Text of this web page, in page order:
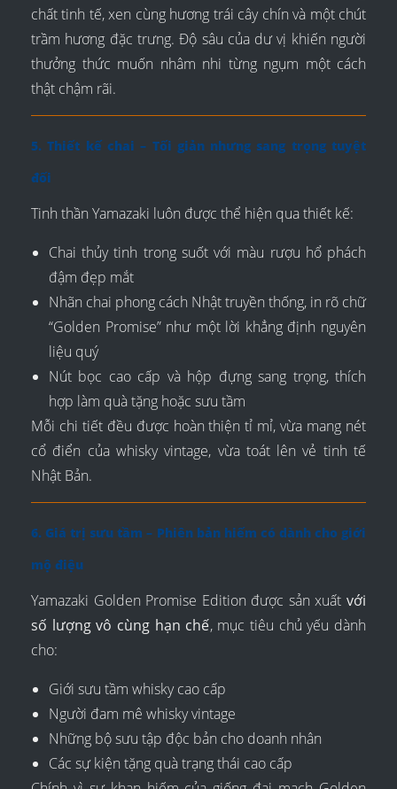
chất tinh tế, xen cùng hương trái cây chín và một chút
trầm hương đặc trưng. Độ sâu của dư vị khiến người
thưởng thức muốn nhâm nhi từng ngụm một cách
thật chậm rãi.
5. Thiết kế chai – Tối giản nhưng sang trọng tuyệt
đối
Tinh thần Yamazaki luôn được thể hiện qua thiết kế:
Chai thủy tinh trong suốt với màu rượu hổ phách
đậm đẹp mắt
Nhãn chai phong cách Nhật truyền thống, in rõ chữ
“Golden Promise” như một lời khẳng định nguyên
liệu quý
Nút bọc cao cấp và hộp đựng sang trọng, thích
hợp làm quà tặng hoặc sưu tầm
Mỗi chi tiết đều được hoàn thiện tỉ mỉ, vừa mang nét
cổ điển của whisky vintage, vừa toát lên vẻ tinh tế
Nhật Bản.
6. Giá trị sưu tầm – Phiên bản hiếm có dành cho giới
mộ điệu
Yamazaki Golden Promise Edition được sản xuất với
số lượng vô cùng hạn chế, mục tiêu chủ yếu dành
cho:
Giới sưu tầm whisky cao cấp
Người đam mê whisky vintage
Những bộ sưu tập độc bản cho doanh nhân
Các sự kiện tặng quà trạng thái cao cấp